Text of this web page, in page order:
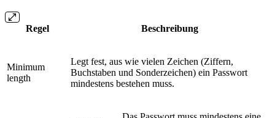
Regel Beschreibung
Minimum
length
Legt fest, aus wie vielen Zeichen (Ziffern,
Buchstaben und Sonderzeichen) ein Passwort
mindestens bestehen muss.